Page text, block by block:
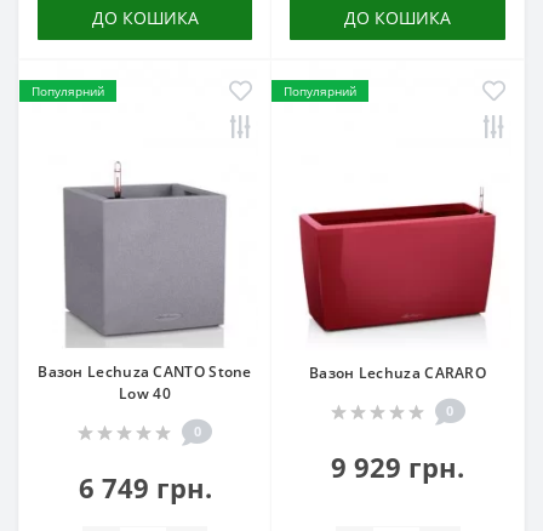
ДО КОШИКА ДО КОШИКА
Популярний
Вазон Lechuza CANTO Stone
Low 40
0
6 749 грн.
Популярний
Вазон Lechuza CARARO
0
9 929 грн.